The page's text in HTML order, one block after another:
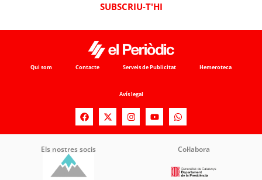
SUBSCRIU-T'HI
Qui som Contacte Serveis de Publicitat Hemeroteca
Avís legal
Els nostres socis Col·labora